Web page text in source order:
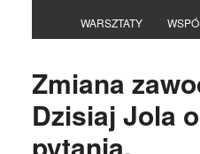
WARSZTATY
Zmiana
Dzisiaj Jola